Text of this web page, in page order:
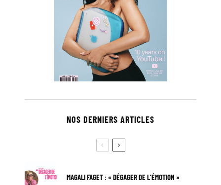
NOS DERNIERS ARTICLES
MAGALI FAGET : « DÉGAGER DE L’ÉMOTION »